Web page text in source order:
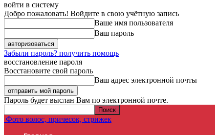
войти в систему
Добро пожаловать! Войдите в свою учётную запись
Ваше имя пользователя
Ваш пароль
Забыли пароль? получить помощь
восстановление пароля
Восстановите свой пароль
Ваш адрес электронной почты
Пароль будет выслан Вам по электронной почте.
Фото волос, причесок, стрижек